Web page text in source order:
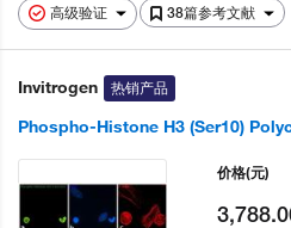
高级验证 38篇参考文献
Invitrogen 热销产品
Phospho-Histone H3 (Ser10)
价格(元)